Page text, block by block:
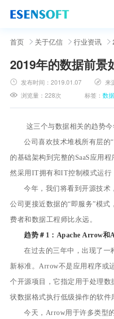
首页
睿治
解决方案
伙伴
社区
400-0011-866
首页 关于亿信 行业资讯
2019年的数据前景
发布时间：2019.01.07 来
浏览量：228次 标签：数
这三个与数据相关的趋势今
公司喜欢技术堆栈所有层的
的基础架构到完整的SaaS应用
然采用IT拥有和IT控制模式运行
今年，我们将看到开源技术
公司更接近数据的“即服务”模
费者和数据工程师比永远。
趋势＃1：Apache Arrow
在过去的三年中，出现了一
新标准。Arrow不是应用程序或
个开源项目，它指定用于处理
状数据格式执行低级操作的软件
今天，Arrow用于许多类型